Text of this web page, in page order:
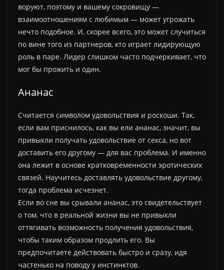
воруют, поэтому и вашему сокровищу —
взаимоотношениям с любимым — может угрожать
нечто подобное. И, скорее всего, это может случиться
по вине того из партнеров, кто играет лидирующую
роль в паре. Лидер слишком часто подчеркивает, что
мог бы прожить и один.
Ананас
Считается символом удовольствия и роскоши. Так,
если вам приснилось, как вы ели ананас, значит, вы
привыкли получать удовольствие от секса, но вот
доставить его другому — для вас проблема. И именно
она лежит в основе кратковременности эротических
связей. Научитесь доставлять удовольствие другому,
тогда проблема исчезнет.
Если во сне вы срывали ананас, это свидетельствует
о том, что в реальной жизни вы не привыкли
оттягивать возможность получения удовольствия,
чтобы таким образом продлить его. Вы
предпочитаете действовать быстро и сразу, идя
частенько на поводу у инстинктов.